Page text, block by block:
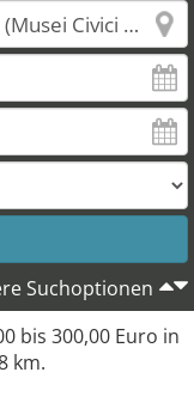
Suchoptionen
bis 300,00 Euro in
km.